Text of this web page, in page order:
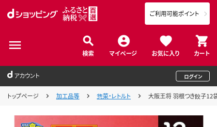
検索 マイページ お気に入り カート
ご利用可能ポイント
アカウント ログイン
トップページ 加工品等 惣菜・レトルト 大阪王将 羽根つき餃子12